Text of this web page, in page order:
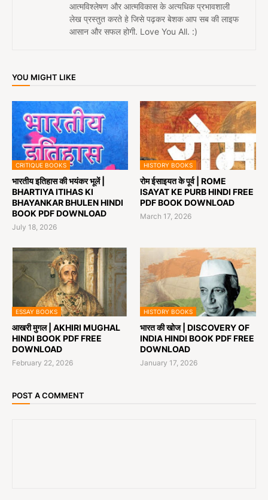
आत्मविश्लेषण और आत्मविकास के अत्यधिक प्रभावशाली
लेख प्रस्तुत करते हे जिसे पढ़कर बेशक आप सब की लाइफ
आसान और सफल होगी. Love You All. :)
YOU MIGHT LIKE
CRITIQUE BOOKS
भारतीय इतिहास की भयंकर भूलें |
BHARTIYA ITIHAS KI
BHAYANKAR BHULEN HINDI
BOOK PDF DOWNLOAD
July 18, 2026
HISTORY BOOKS
रोम ईसाइयत के पूर्व | ROME
ISAYAT KE PURB HINDI FREE
PDF BOOK DOWNLOAD
March 17, 2026
ESSAY BOOKS
आखरी मुगल | AKHIRI MUGHAL
HINDI BOOK PDF FREE
DOWNLOAD
February 22, 2026
HISTORY BOOKS
भारत की खोज | DISCOVERY OF
INDIA HINDI BOOK PDF FREE
DOWNLOAD
January 17, 2026
POST A COMMENT